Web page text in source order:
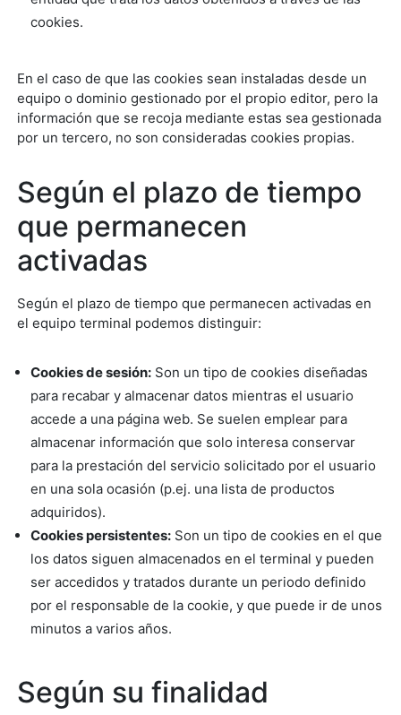
cookies.
En el caso de que las cookies sean instaladas desde un
equipo o dominio gestionado por el propio editor, pero la
información que se recoja mediante estas sea gestionada
por un tercero, no son consideradas cookies propias.
Según el plazo de tiempo
que permanecen
activadas
Según el plazo de tiempo que permanecen activadas en
el equipo terminal podemos distinguir:
Cookies de sesión: Son un tipo de cookies diseñadas
para recabar y almacenar datos mientras el usuario
accede a una página web. Se suelen emplear para
almacenar información que solo interesa conservar
para la prestación del servicio solicitado por el usuario
en una sola ocasión (p.ej. una lista de productos
adquiridos).
Cookies persistentes: Son un tipo de cookies en el que
los datos siguen almacenados en el terminal y pueden
ser accedidos y tratados durante un periodo definido
por el responsable de la cookie, y que puede ir de unos
minutos a varios años.
Según su finalidad